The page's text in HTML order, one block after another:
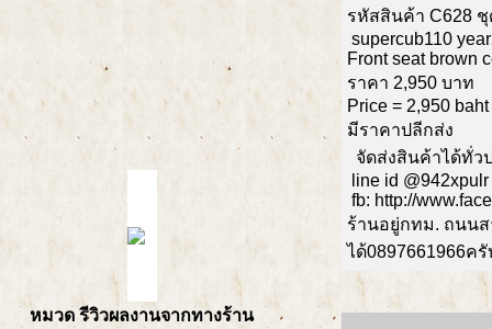
หมวด รีวิวผลงานจากทางร้าน
รหัสสินค้า C628
supercub110
Front seat brown
ราคา 2,950 บาท
Price = 2,950 baht
มีราคาปลีกส่ง
จัดส่งสินค้าได้ทั่ว
line id @942xpulr
fb: http://
ร้านอยู่กทม. ถนน
ได้0897661966ครั